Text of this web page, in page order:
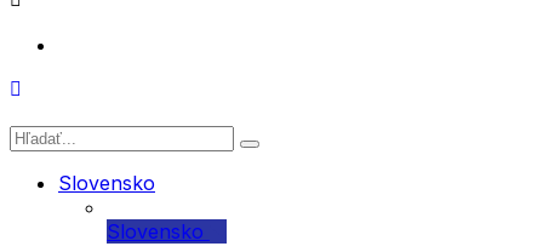
Slovensko
Slovensko